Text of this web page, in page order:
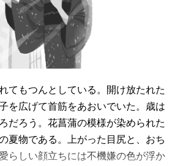
てもつんとしている。開け放たれた
を広げて首筋をあおいでいた。歳は
だろう。花菖蒲の模様が染められた
夏物である。上がった目尻と、おち
らしい顔立ちには不機嫌の色が浮か